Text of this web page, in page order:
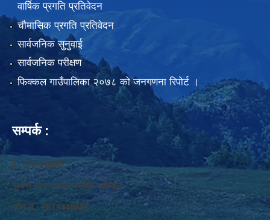
वार्षिक प्रगति प्रतिवेदन
चौमासिक प्रगति प्रतिवेदन
सार्वजनिक सुनुवाई
सार्वजनिक परीक्षण
फिक्कल गाउँपालिका २०७८ को जनगणना रिपोर्ट ।
सम्पर्क :
ई. नरेश बराइली
सुचना तथा सञ्‍चार प्रविधि अधिकृत
फोन नं. 9813445685